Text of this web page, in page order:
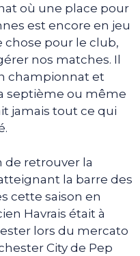
où une place pour
est encore en jeu
chose pour le club,
nos matches. Il
championnat et
septième ou même
jamais tout ce qui
de retrouver la
la barre des
cette saison en
Havrais était à
lors du mercato
City de Pep